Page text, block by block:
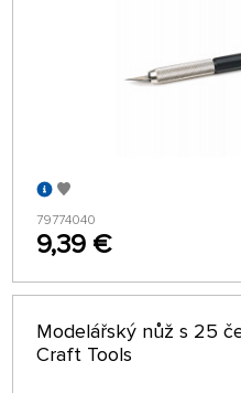
79774040
9,39 €
Modelářský nůž s 25
Craft Tools